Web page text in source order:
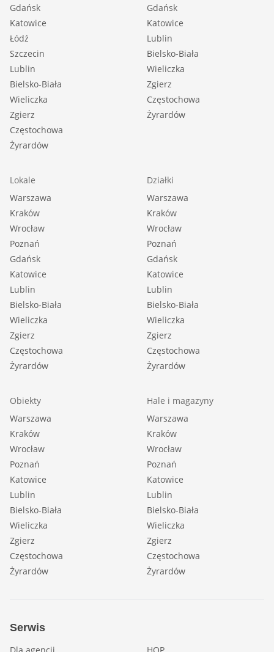
Gdańsk
Katowice
Łódź
Szczecin
Lublin
Bielsko-Biała
Wieliczka
Zgierz
Częstochowa
Żyrardów
Gdańsk
Katowice
Lublin
Bielsko-Biała
Wieliczka
Zgierz
Częstochowa
Żyrardów
Lokale
Warszawa
Kraków
Wrocław
Poznań
Gdańsk
Katowice
Lublin
Bielsko-Biała
Wieliczka
Zgierz
Częstochowa
Żyrardów
Działki
Warszawa
Kraków
Wrocław
Poznań
Gdańsk
Katowice
Lublin
Bielsko-Biała
Wieliczka
Zgierz
Częstochowa
Żyrardów
Obiekty
Warszawa
Kraków
Wrocław
Poznań
Katowice
Lublin
Bielsko-Biała
Wieliczka
Zgierz
Częstochowa
Żyrardów
Hale i magazyny
Warszawa
Kraków
Wrocław
Poznań
Katowice
Lublin
Bielsko-Biała
Wieliczka
Zgierz
Częstochowa
Żyrardów
Serwis